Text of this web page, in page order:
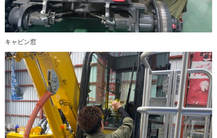
キャビン窓